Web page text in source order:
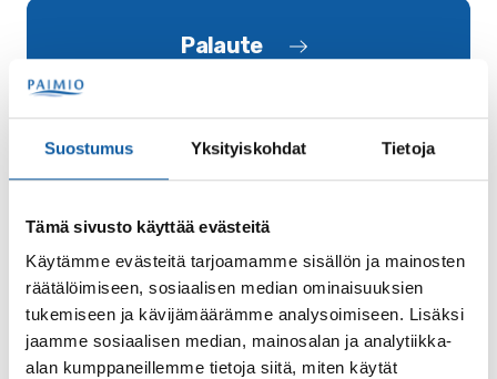
Suostumus Yksityiskohdat Tietoja
Tämä sivusto käyttää evästeitä
Käytämme evästeitä tarjoamamme sisällön ja mainosten
räätälöimiseen, sosiaalisen median ominaisuuksien
tukemiseen ja kävijämäärämme analysoimiseen. Lisäksi
jaamme sosiaalisen median, mainosalan ja analytiikka-
alan kumppaneillemme tietoja siitä, miten käytät
Palaute
Käyntiosoite: Vistantie 18
Postiosoite: PL 50, 21531 PAIMIO
Vaihde: (02) 474 511
Sähköposti:paimio.kaupunki@paimio.fi